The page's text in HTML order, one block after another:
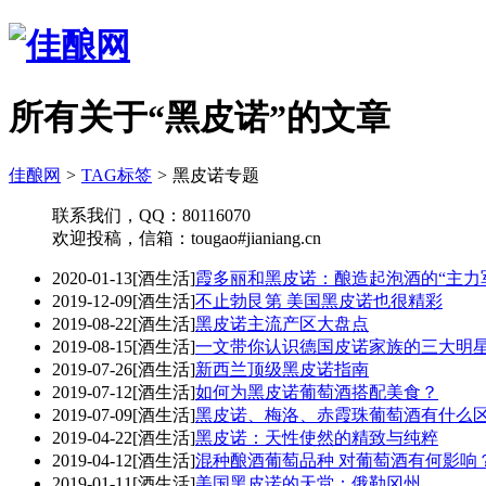
所有关于“黑皮诺”的文章
佳酿网 > TAG标签 > 黑皮诺专题
联系我们，QQ：80116070
欢迎投稿，信箱：tougao#jianiang.cn
2020-01-13[酒生活]霞多丽和黑皮诺：酿造起泡酒的“主力
2019-12-09[酒生活]不止勃艮第 美国黑皮诺也很精彩
2019-08-22[酒生活]黑皮诺主流产区大盘点
2019-08-15[酒生活]一文带你认识德国皮诺家族的三大明
2019-07-26[酒生活]新西兰顶级黑皮诺指南
2019-07-12[酒生活]如何为黑皮诺葡萄酒搭配美食？
2019-07-09[酒生活]黑皮诺、梅洛、赤霞珠葡萄酒有什么
2019-04-22[酒生活]黑皮诺：天性使然的精致与纯粹
2019-04-12[酒生活]混种酿酒葡萄品种 对葡萄酒有何影响